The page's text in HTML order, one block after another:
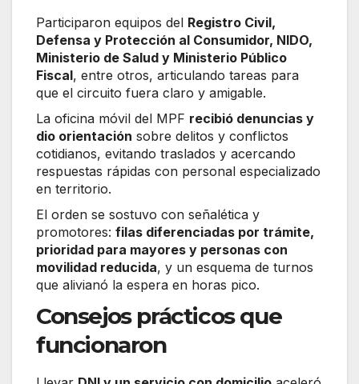
Participaron equipos del Registro Civil,
Defensa y Protección al Consumidor, NIDO,
Ministerio de Salud y Ministerio Público
Fiscal, entre otros, articulando tareas para
que el circuito fuera claro y amigable.
La oficina móvil del MPF recibió denuncias y
dio orientación sobre delitos y conflictos
cotidianos, evitando traslados y acercando
respuestas rápidas con personal especializado
en territorio.
El orden se sostuvo con señalética y
promotores: filas diferenciadas por trámite,
prioridad para mayores y personas con
movilidad reducida, y un esquema de turnos
que alivianó la espera en horas pico.
Consejos prácticos que
funcionaron